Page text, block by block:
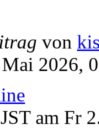
von
2026,
am Fr